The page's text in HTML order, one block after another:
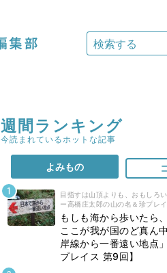
週間ランキング
今読まれているホットな記事
よみもの
目指すは山頂よりも、おもしろ
ー高橋庄太郎の山の名＆珍プレ
もしも海から歩いたら
ここが我が国のど真ん
岸線から一番遠い地点
プレイス 第9回】